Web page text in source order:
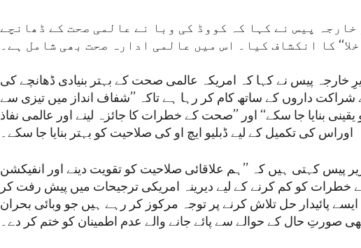
خارجہ پیس نے کہا کہ کووڈ کی وبا نے عالمی صحت کے ڈھانچے
خلا‘‘ کا انکشاف کیا۔ اس میں عالمی ادارہ صحت بھی شامل ہے۔
خارجہ پیس نے کہا کہ امریکہ عالمی صحت کے بہتر بنیادی ڈھانچے کی
شراکت داروں کے ساتھ کام کر رہا ہے تاکہ ’’شفاف انداز میں تیزی سے
یقینی بنایا جا سکے‘‘ اور ’’صحت کے خطرات کا جائزہ لینے اور عالمی نفاذ
اوراس کی تکمیل کے لیے ڈبلیو ایچ او کی صلاحیت کو بہتر بنایا جا سکے۔
پیس کہتی ہیں کہ ’’ہم علاقائی صلاحیت کو تقویت دینے اور انفیکشن
خطرات کو کم کرنے کے لیے دیرینہ امریکی ترجیحات میں پیش رفت کر
پائیدار حل تلاش کرنے پر توجہ مرکوز کر رہے ہیں جو وبائی بحران
صورتِ حال کے حوالے سے پائے جانے والے عدم اطمینان کو ختم کر دے۔